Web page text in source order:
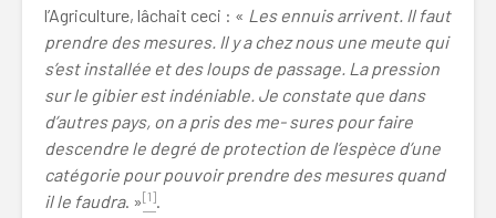
l’Agriculture, lâchait ceci : « Les ennuis arrivent. Il faut
prendre des mesures. Il y a chez nous une meute qui
s’est installée et des loups de passage. La pression
sur le gibier est indéniable. Je constate que dans
d’autres pays, on a pris des me- sures pour faire
descendre le degré de protection de l’espèce d’une
catégorie pour pouvoir prendre des mesures quand
il le faudra. »[1].